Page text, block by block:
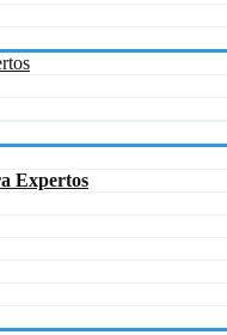
Expertos